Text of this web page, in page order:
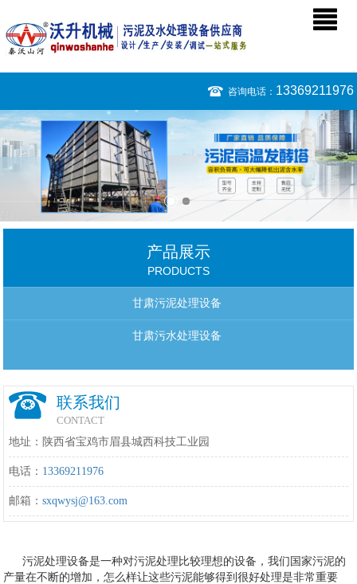
咨询电话： 13369211976
产品展示
PRODUCTS
甘肃污泥处理设备
甘肃污水处理设备
联系我们
CONTACT
地址：陕西省宝鸡市眉县城西科技工业园
电话： 13369211976
邮箱：sxqwysj@163.com
污泥处理设备是一种对污泥处理比较理想的设备，我们国家污泥的
产量在不断的增加，怎么样让这些污泥能够得到很好处理是非常重要